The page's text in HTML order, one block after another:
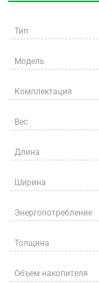
Тип
Модель
Комплектация
Вес
Длина
Ширина
Энергопотребление
Толщина
Объем накопителя